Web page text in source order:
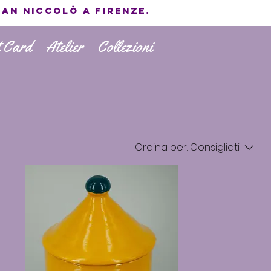
Niccolò a Firenze.
Atelier Collezioni
Ordina per: Consigliati